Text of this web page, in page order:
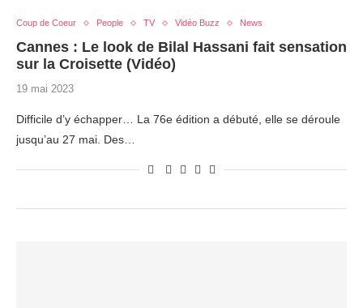
Coup de Coeur People TV Vidéo Buzz News
Cannes : Le look de Bilal Hassani fait sensation
sur la Croisette (Vidéo)
19 mai 2023
Difficile d’y échapper… La 76e édition a débuté, elle se déroule
jusqu’au 27 mai. Des…